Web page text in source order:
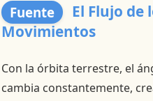
Fuente
El Flujo de
Movimientos
Con la órbita terrestre, el
cambia constantemente,